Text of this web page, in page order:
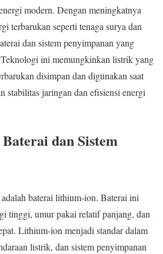
modern. Dengan meningkatnya
terbarukan seperti tenaga surya dan
dan sistem penyimpanan yang
ini memungkinkan listrik yang
disimpan dan digunakan saat
stabilitas jaringan dan efisiensi energi
dan Sistem
adalah baterai lithium-ion. Baterai ini
tinggi, umur pakai relatif panjang, dan
Lithium-ion menjadi standar dalam
listrik, dan sistem penyimpanan